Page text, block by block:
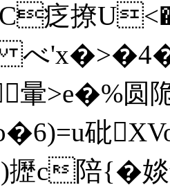
疺撩
'x�>�4�-
>e�%圆
砒
)攊c陪{�